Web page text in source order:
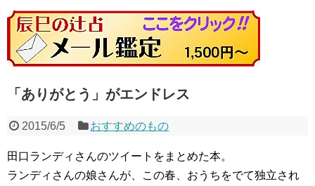
「ありがとう」がエンドレス
2015/6/5 おすすめのもの
田口ランディさんのツイートをまとめた本。
ランディさんの娘さんが、この春、おうちをでて独立され